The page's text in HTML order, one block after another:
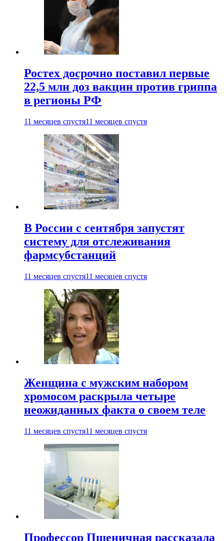
Ростех досрочно поставил первые
22,5 млн доз вакцин против гриппа
в регионы РФ
11 месяцев спустя11 месяцев спустя
В России с сентября запустят
систему для отслеживания
фармсубстанций
11 месяцев спустя11 месяцев спустя
Женщина с мужским набором
хромосом раскрыла четыре
неожиданных факта о своем теле
11 месяцев спустя11 месяцев спустя
Профессор Пшеничная рассказала